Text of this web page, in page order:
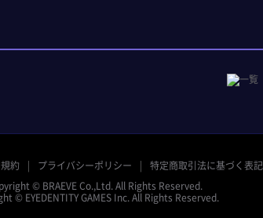
約 プライバシーポリシー 特定商取引法に基づく表記
© BRAEVE Co.,Ltd. All Rights Reserved.
© EYEDENTITY GAMES Inc. All Rights Reserved.